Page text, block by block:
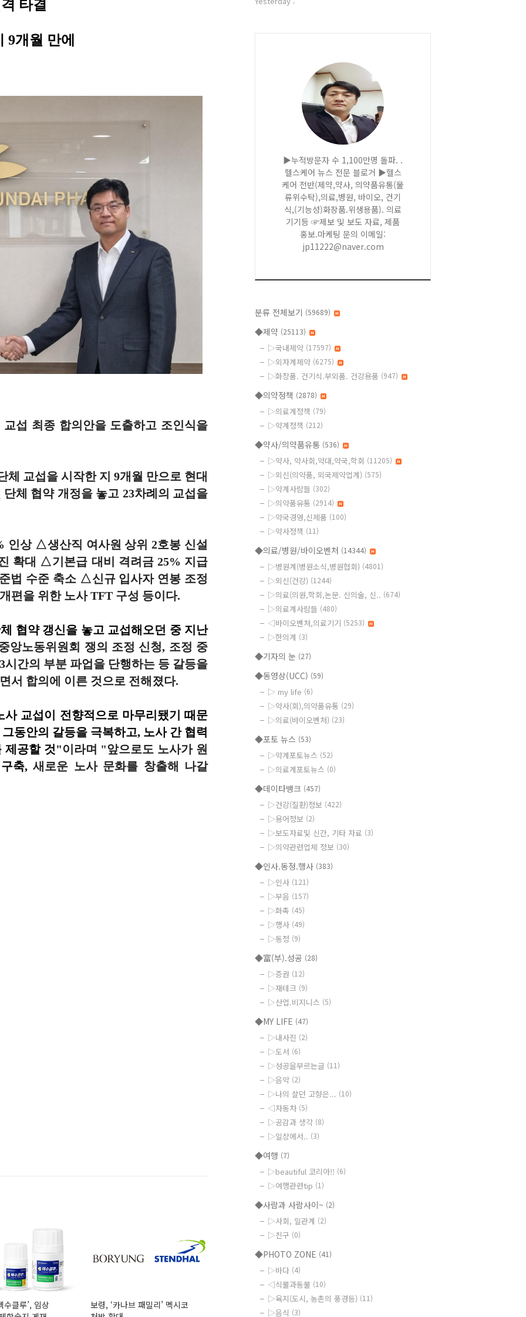
타결
9개월 만에
교섭 최종 합의안을 도출하고 조인식을
체 교섭을 시작한 지 9개월 만으로 현대
체 협약 개정을 놓고 23차례의 교섭을
인상 △생산직 여사원 상위 2호봉 신설
확대 △기본급 대비 격려금 25% 지급
법 수준 축소 △신규 입사자 연봉 조정
편을 위한 노사 TFT 구성 등이다.
협약 갱신을 놓고 교섭해오던 중 지난
앙노동위원회 쟁의 조정 신청, 조정 중
간의 부분 파업을 단행하는 등 갈등을
서 합의에 이른 것으로 전해졌다.
사 교섭이 전향적으로 마무리됐기 때문
동안의 갈등을 극복하고, 노사 간 협력
제공할 것"이라며 "앞으로도 노사가 원
축, 새로운 노사 문화를 창출해 나갈
보령, ‘카나브 패밀리’ 멕시코
▶누적방문자 수 1,100만명 돌파. .
헬스케어 뉴스 전문 블로거 ▶헬스
케어 전반(제약,약사, 의약품유통(물
류위수탁),의료,병원, 바이오, 건기
식,(기능성)화장품.위생용품). 의료
기기등 ☞제보 및 보도 자료, 제품
홍보.마케팅 문의 이메일:
jp11222@naver.com
분류 전체보기 (59689)
◆제약 (25113)
▷국내제약 (17597)
▷외자계제약 (6275)
▷화장품. 건기식.부외품. 건강용품 (947)
◆의약정책 (2878)
▷의료계정책 (79)
▷약계정책 (212)
◆약사/의약품유통 (536)
▷약사, 약사회,약대,약국,학회 (11205)
▷외신(의약품, 외국제약업계) (575)
▷약계사람들 (302)
▷의약품유통 (2914)
▷약국경영,신제품 (100)
▷약사정책 (11)
◆의료/병원/바이오벤처 (14344)
▷병원계(병원소식,병원협회) (4801)
▷외신(건강) (1244)
▷의료(의원,학회,논문. 신의술, 신.. (674)
▷의료계사람들 (480)
◁바이오벤처,의료기기 (5253)
▷한의계 (3)
◆기자의 눈 (27)
◆동영상(UCC) (59)
▷ my life (6)
▷약사(회),의약품유통 (29)
▷의료(바이오벤처) (23)
◆포토 뉴스 (53)
▷약계포토뉴스 (52)
▷의료계포토뉴스 (0)
◆데이타뱅크 (457)
▷건강(질환)정보 (422)
▷용어정보 (2)
▷보도자료및 신간, 기타 자료 (3)
▷의약관련업체 정보 (30)
◆인사.동정.행사 (383)
▷인사 (121)
▷부음 (157)
▷화촉 (45)
▷행사 (49)
▷동정 (9)
◆富(부).성공 (28)
▷증권 (12)
▷재테크 (9)
▷산업.비지니스 (5)
◆MY LIFE (47)
▷내사진 (2)
▷도서 (6)
▷성공을부르는글 (11)
▷음악 (2)
▷나의 살던 고향은... (10)
◁자동차 (5)
▷공감과 생각 (8)
▷일상에서.. (3)
◆여행 (7)
▷beautiful 코리아!! (6)
▷여행관련tip (1)
◆사람과 사람사이~ (2)
▷사회, 일관계 (2)
▷친구 (0)
◆PHOTO ZONE (41)
▷바다 (4)
◁식물과동물 (10)
▷육지(도시, 농촌의 풍경등) (11)
▷음식 (3)